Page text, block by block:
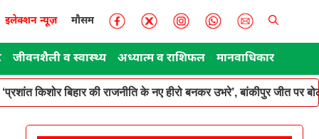
इलेक्शन न्यूज़ मौसम
जीवनशैली व स्वास्थ्य अध्यात्म व राशिफल मानवाधिकार
‘प्रशांत किशोर बिहार की राजनीति के नए हीरो बनकर उभरे’, बांकीपुर जीत पर